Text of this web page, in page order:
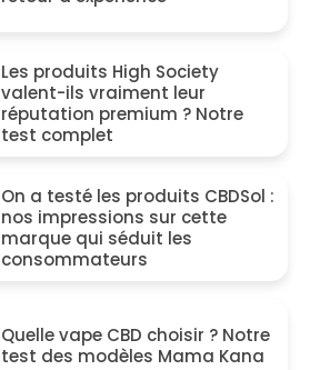
Les produits High Society
valent-ils vraiment leur
réputation premium ? Notre
test complet
On a testé les produits CBDSol :
nos impressions sur cette
marque qui séduit les
consommateurs
Quelle vape CBD choisir ? Notre
test des modèles Mama Kana